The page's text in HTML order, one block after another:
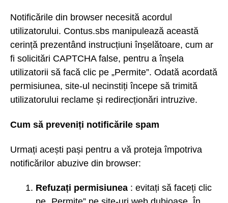
Notificările din browser necesită acordul
utilizatorului. Contus.sbs manipulează această
cerință prezentând instrucțiuni înșelătoare, cum ar
fi solicitări CAPTCHA false, pentru a înșela
utilizatorii să facă clic pe „Permite”. Odată acordată
permisiunea, site-ul necinstiți începe să trimită
utilizatorului reclame și redirecționări intruzive.
Cum să preveniți notificările spam
Urmați acești pași pentru a vă proteja împotriva
notificărilor abuzive din browser:
Refuzați permisiunea : evitați să faceți clic